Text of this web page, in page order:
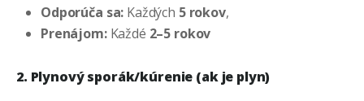
Odporúča sa: Každých 5 rokov,
Prenájom:Každé 2–5 rokov
2. Plynový sporák/kúrenie (ak je plyn)